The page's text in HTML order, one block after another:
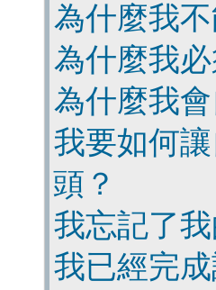
為什麼我不
為什麼我必
為什麼我
我要如何
頭？
我忘記了我
我已經完